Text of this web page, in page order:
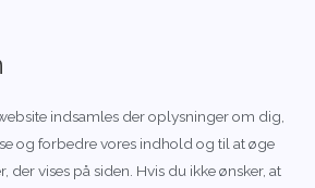
indsamles der oplysninger om dig,
og forbedre vores indhold og til at øge
der vises på siden. Hvis du ikke ønsker, at